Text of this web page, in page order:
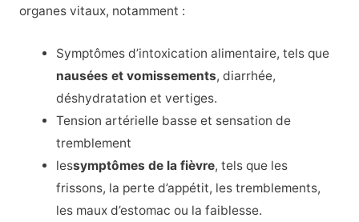
organes vitaux, notamment :
Symptômes d’intoxication alimentaire, tels que
nausées et vomissements, diarrhée,
déshydratation et vertiges.
Tension artérielle basse et sensation de
tremblement
lessymptômes de la fièvre, tels que les
frissons, la perte d’appétit, les tremblements,
les maux d’estomac ou la faiblesse.